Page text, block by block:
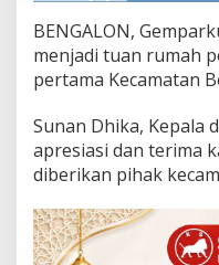
e
r
a
P
e
m
r
i
n
BENGALON,
menjadi tuan rumah
pertama Kecamatan
Sunan Dhika, Kepala
apresiasi dan terima
diberikan pihak